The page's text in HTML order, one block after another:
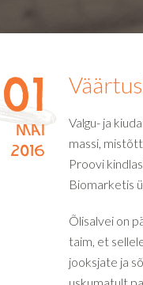
01
mai
2016
Valgu- ja
massi,
Proovi
Biomarketis
Õlisalvei on
taim, et
jooksjate ja